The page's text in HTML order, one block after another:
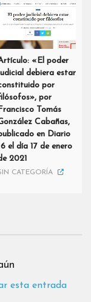
«El poder
debiera estar
por
por
Tomás
Cabañas,
en Diario
el día 17 de enero
2021
CATEGORÍA
esta entrada